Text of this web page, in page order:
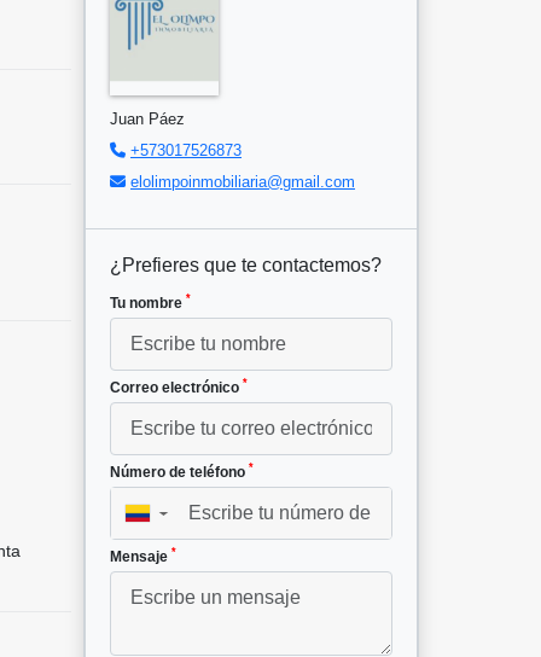
Juan Páez
+573017526873
elolimpoinmobiliaria@gmail.com
¿Prefieres que te contactemos?
Tu nombre *
Correo electrónico *
Número de teléfono *
▼
Mensaje *